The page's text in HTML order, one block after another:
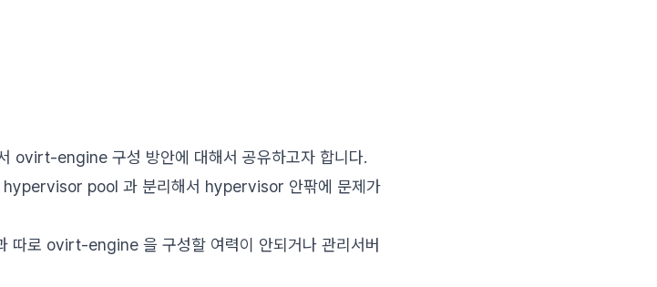
ovirt-engine 구성 방안에 대해서 공유하고자 합니다.
pool 과 분리해서 hypervisor 안팎에 문제가
따로 ovirt-engine 을 구성할 여력이 안되거나 관리서버